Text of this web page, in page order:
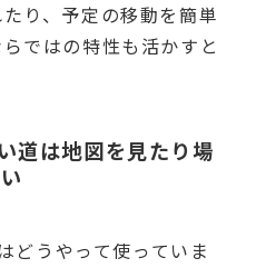
り、予定の移動を簡単
ではの特性も活かすと
道は地図を見たり場
どうやって使っていま